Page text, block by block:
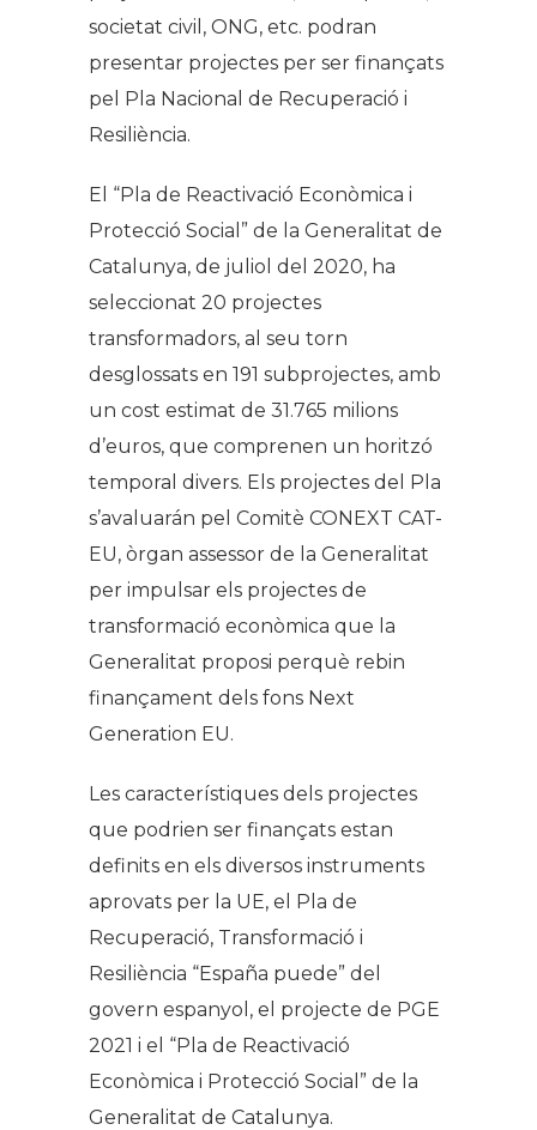
societat civil, ONG, etc. podran
presentar projectes per ser finançats
pel Pla Nacional de Recuperació i
Resiliència.
El “Pla de Reactivació Econòmica i
Protecció Social” de la Generalitat de
Catalunya, de juliol del 2020, ha
seleccionat 20 projectes
transformadors, al seu torn
desglossats en 191 subprojectes, amb
un cost estimat de 31.765 milions
d’euros, que comprenen un horitzó
temporal divers. Els projectes del Pla
s’avaluarán pel Comitè CONEXT CAT-
EU, òrgan assessor de la Generalitat
per impulsar els projectes de
transformació econòmica que la
Generalitat proposi perquè rebin
finançament dels fons Next
Generation EU.
Les característiques dels projectes
que podrien ser finançats estan
definits en els diversos instruments
aprovats per la UE, el Pla de
Recuperació, Transformació i
Resiliència “España puede” del
govern espanyol, el projecte de PGE
2021 i el “Pla de Reactivació
Econòmica i Protecció Social” de la
Generalitat de Catalunya.